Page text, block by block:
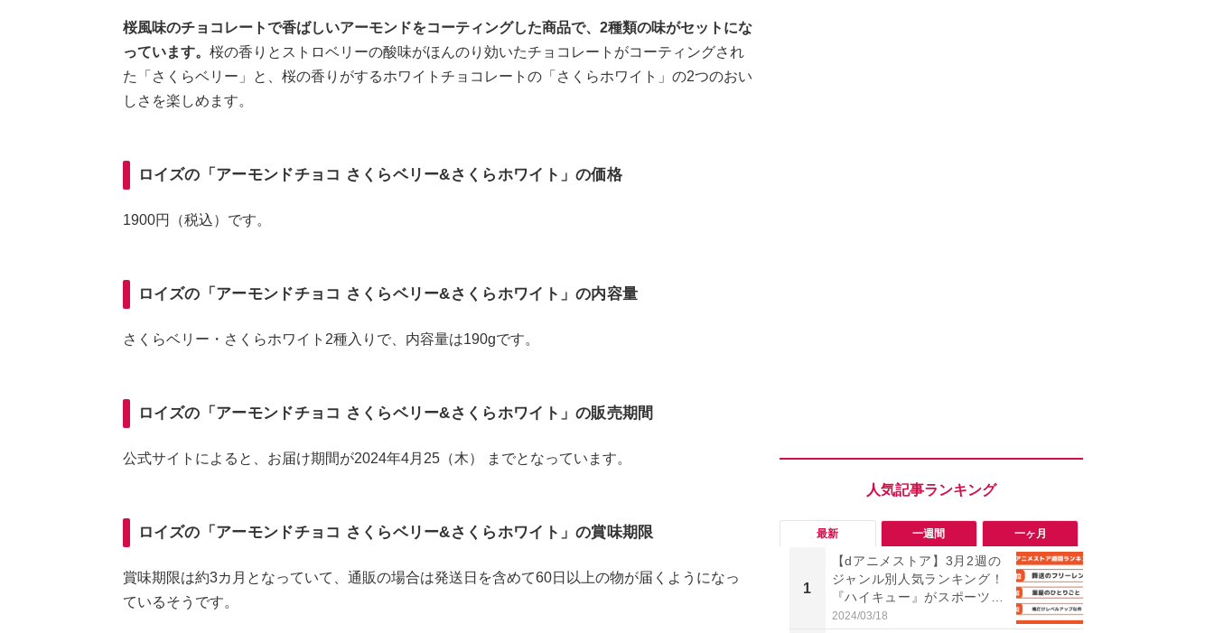
桜風味のチョコレートで香ばしいアーモンドをコーティングした商品で、2種類の味がセットにな
っています。 桜の香りとストロベリーの酸味がほんのり効いたチョコレートがコーティングされ
た「さくらベリー」と、桜の香りがするホワイトチョコレートの「さくらホワイト」の2つのおい
しさを楽しめます。
ロイズの「アーモンドチョコ さくらベリー&さくらホワイト」の価格
1900円（税込）です。
ロイズの「アーモンドチョコ さくらベリー&さくらホワイト」の内容量
さくらベリー・さくらホワイト2種入りで、内容量は190gです。
ロイズの「アーモンドチョコ さくらベリー&さくらホワイト」の販売期間
公式サイトによると、お届け期間が2024年4月25（木） までとなっています。
ロイズの「アーモンドチョコ さくらベリー&さくらホワイト」の賞味期限
賞味期限は約3カ月となっていて、通販の場合は発送日を含めて60日以上の物が届くようになっ
ているそうです。
最新 一週間 一ヶ月
1
【dアニメストア】3月2週の
ジャンル別人気ランキング！
『ハイキュー』がスポーツジ
ャンル上位を独占！
2024/03/18